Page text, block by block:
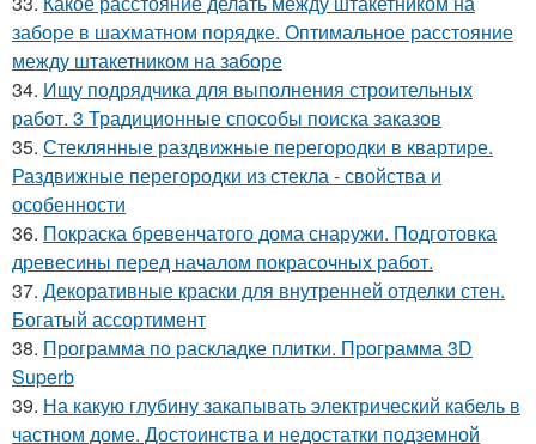
заборе в шахматном порядке. Оптимальное расстояние
между штакетником на заборе
34. Ищу подрядчика для выполнения строительных
работ. 3 Традиционные способы поиска заказов
35. Стеклянные раздвижные перегородки в квартире.
Раздвижные перегородки из стекла - свойства и
особенности
36. Покраска бревенчатого дома снаружи. Подготовка
древесины перед началом покрасочных работ.
37. Декоративные краски для внутренней отделки стен.
Богатый ассортимент
38. Программа по раскладке плитки. Программа 3D
Superb
39. На какую глубину закапывать электрический кабель в
частном доме. Достоинства и недостатки подземной